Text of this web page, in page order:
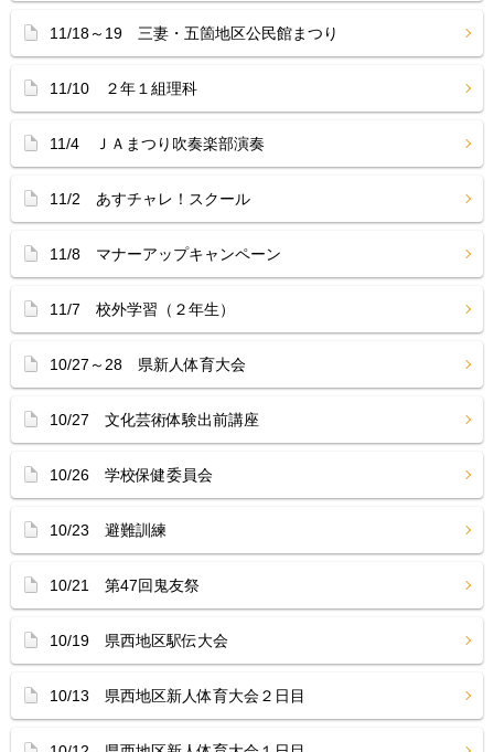
11/18～19 三妻・五箇地区公民館まつり
11/10 ２年１組理科
11/4 ＪＡまつり吹奏楽部演奏
11/2 あすチャレ！スクール
11/8 マナーアップキャンペーン
11/7 校外学習（２年生）
10/27～28 県新人体育大会
10/27 文化芸術体験出前講座
10/26 学校保健委員会
10/23 避難訓練
10/21 第47回鬼友祭
10/19 県西地区駅伝大会
10/13 県西地区新人体育大会２日目